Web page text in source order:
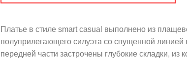
Платье в стиле smart casual выполнено из
полуприлегающего силуэта со спущенной линией
передней части застрочены глубокие складки, из